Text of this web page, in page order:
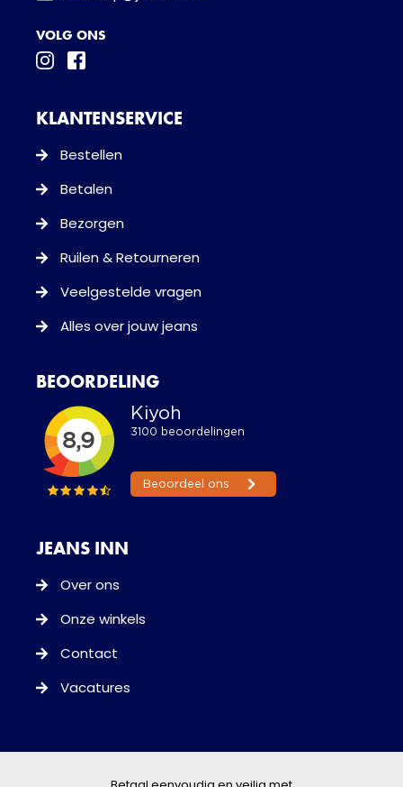
VOLG ONS
JEANS INN
Over ons
Onze winkels
Contact
Vacatures
KLANTENSERVICE
Bestellen
Betalen
Bezorgen
Ruilen & Retourneren
Veelgestelde vragen
Alles over jouw jeans
BEOORDELING